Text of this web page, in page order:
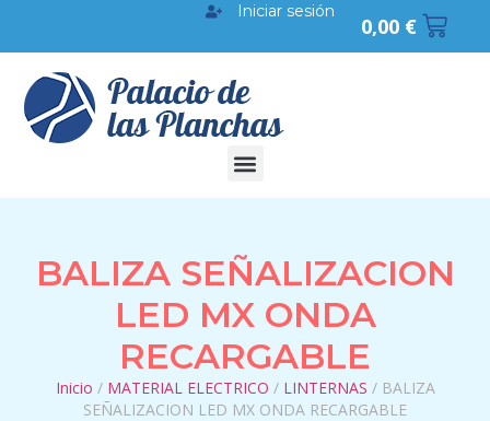
0,00 €
Iniciar sesión
BALIZA SEÑALIZACION
LED MX ONDA
RECARGABLE
Inicio / MATERIAL ELECTRICO / LINTERNAS / BALIZA
SEÑALIZACION LED MX ONDA RECARGABLE